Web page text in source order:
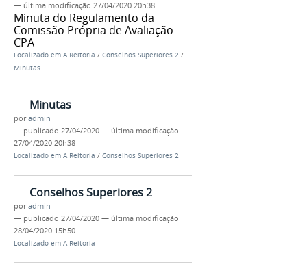
— última modificação 27/04/2020 20h38
Minuta do Regulamento da
Comissão Própria de Avaliação
CPA
Localizado em A Reitoria / Conselhos Superiores 2 /
Minutas
Minutas
poradmin
— publicado 27/04/2020 — última modificação
27/04/2020 20h38
Localizado em A Reitoria / Conselhos Superiores 2
Conselhos Superiores 2
poradmin
— publicado 27/04/2020 — última modificação
28/04/2020 15h50
Localizado em A Reitoria